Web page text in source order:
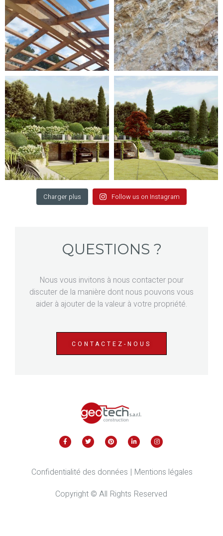
Charger plus Follow us on Instagram
QUESTIONS ?
Nous vous invitons à nous contacter pour
discuter de la manière dont nous pouvons vous
aider à ajouter de la valeur à votre propriété.
CONTACTEZ-NOUS
Confidentialité des données | Mentions légales
Copyright © All Rights Reserved